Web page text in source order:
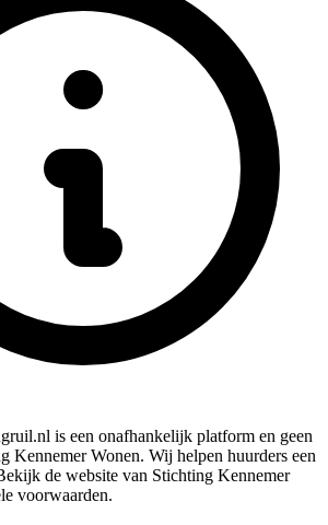
is een onafhankelijk platform en geen
Kennemer Wonen. Wij helpen huurders een
de website van Stichting Kennemer
voorwaarden.